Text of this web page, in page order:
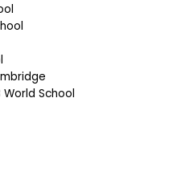
World School